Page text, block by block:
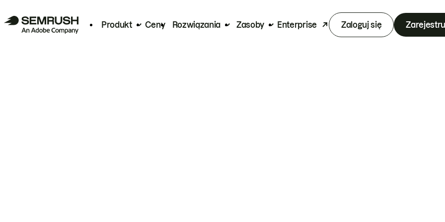
Produkt Ceny Rozwiązania Zasoby Enterprise Zaloguj się